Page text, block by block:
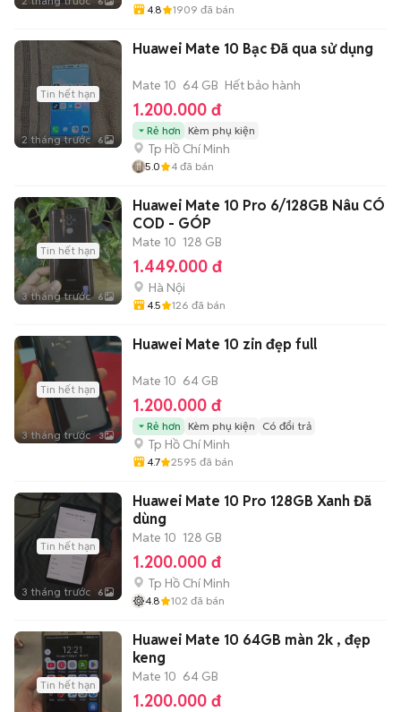
4.8 1909 đã bán
Tin hết hạn
2 tháng trước 6
Huawei Mate 10 Bạc Đã qua sử dụng
Mate 10 64 GB Hết bảo hành
1.200.000 đ
Rẻ hơn Kèm phụ kiện
Tp Hồ Chí Minh
5.0 4 đã bán
Tin hết hạn
3 tháng trước 6
Huawei Mate 10 Pro 6/128GB Nâu CÓ
COD - GÓP
Mate 10 128 GB
1.449.000 đ
Hà Nội
4.5 126 đã bán
Tin hết hạn
3 tháng trước 3
Huawei Mate 10 zin đẹp full
Mate 10 64 GB
1.200.000 đ
Rẻ hơn Kèm phụ kiện Có đổi trả
Tp Hồ Chí Minh
4.7 2595 đã bán
Tin hết hạn
3 tháng trước 6
Huawei Mate 10 Pro 128GB Xanh Đã
dùng
Mate 10 128 GB
1.200.000 đ
Tp Hồ Chí Minh
4.8 102 đã bán
Tin hết hạn
Huawei Mate 10 64GB màn 2k , đẹp
keng
Mate 10 64 GB
1.200.000 đ